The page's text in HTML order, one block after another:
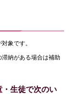
象です。
納がある場合は補助
・生徒で次のい